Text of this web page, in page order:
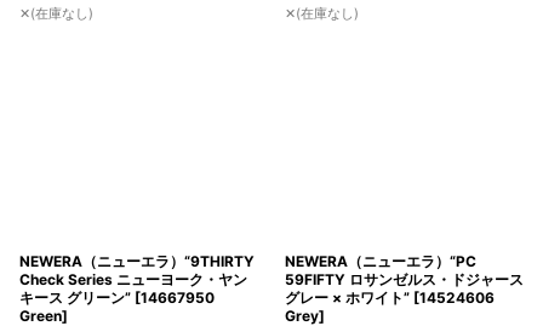
✕(在庫なし) ✕(在庫なし)
NEWERA（ニューエラ）“9THIRTY
Check Series ニューヨーク・ヤン
キース グリーン” [14667950
Green]
NEWERA（ニューエラ）“PC
59FIFTY ロサンゼルス・ドジャース
グレー × ホワイト” [14524606
Grey]